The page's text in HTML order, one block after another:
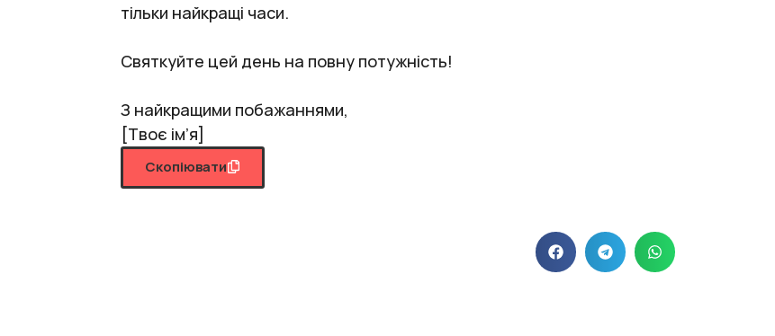
тільки найкращі часи.
Святкуйте цей день на повну потужність!
З найкращими побажаннями,
[Твоє ім’я]
Скопіювати